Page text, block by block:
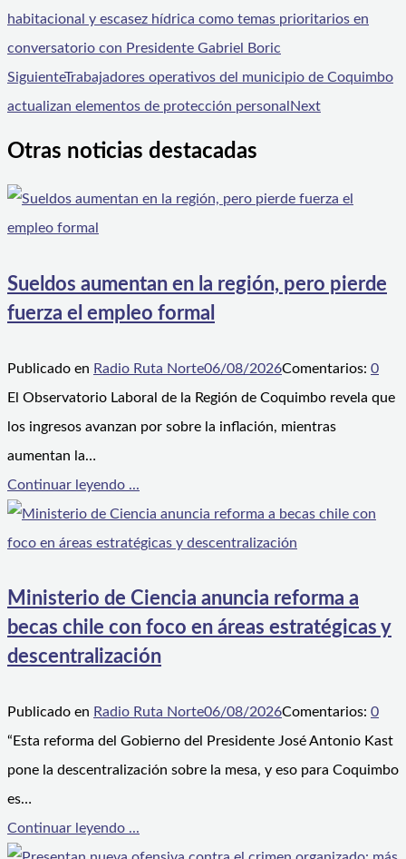
habitacional y escasez hídrica como temas prioritarios en
conversatorio con Presidente Gabriel Boric
SiguienteTrabajadores operativos del municipio de Coquimbo
actualizan elementos de protección personalNext
Otras noticias destacadas
Sueldos aumentan en la región, pero pierde
fuerza el empleo formal
Publicado en Radio Ruta Norte06/08/2026Comentarios: 0
El Observatorio Laboral de la Región de Coquimbo revela que
los ingresos avanzan por sobre la inflación, mientras
aumentan la…
Continuar leyendo ...
Ministerio de Ciencia anuncia reforma a
becas chile con foco en áreas estratégicas y
descentralización
Publicado en Radio Ruta Norte06/08/2026Comentarios: 0
“Esta reforma del Gobierno del Presidente José Antonio Kast
pone la descentralización sobre la mesa, y eso para Coquimbo
es…
Continuar leyendo ...